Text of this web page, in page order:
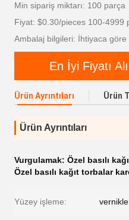
Min sipariş miktarı: 100 parça
Fiyat: $0.30/pieces 100-4999
Ambalaj bilgileri: İhtiyaca göre
En İyi Fiyatı
Ürün Ayrıntıları Ürün
Ürün Ayrıntıları
Vurgulamak: Özel basılı
Özel basılı kağıt torbalar
Yüzey işleme: